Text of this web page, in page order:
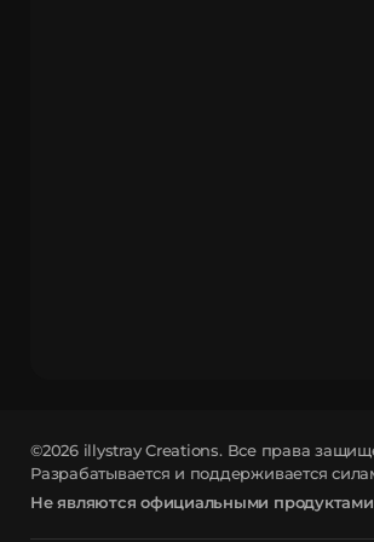
©2026 illystray Creations. Все права
Разрабатывается и поддерживается
Не являются официальными